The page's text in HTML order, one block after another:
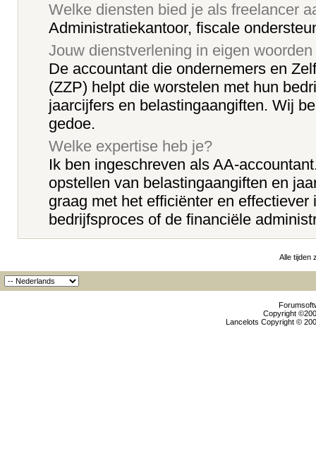
Welke diensten bied je als freelancer
Administratiekantoor, fiscale
Jouw dienstverlening in eigen woorden
De accountant die ondernemers en
(ZZP) helpt die worstelen met hun
jaarcijfers en belastingaangiften. Wij
gedoe.
Welke expertise heb je?
Ik ben ingeschreven als AA-
opstellen van belastingaangiften en
graag met het efficiënter en effectiever
bedrijfsproces of de financiële
Alle tijden
Copyright
Lancelots Copyright ©